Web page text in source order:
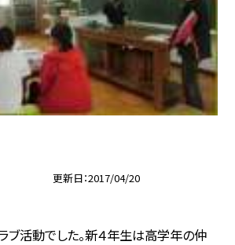
更新日 2017/04/20
ブ活動でした。新４年生は高学年の仲